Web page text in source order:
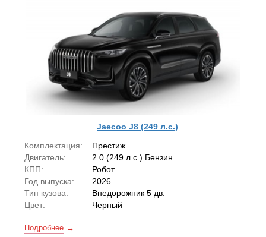
Jaecoo J8 (249 л.с.)
Комплектация:
Престиж
Двигатель:
2.0 (249 л.с.) Бензин
КПП:
Робот
Год выпуска:
2026
Тип кузова:
Внедорожник 5 дв.
Цвет:
Черный
Подробнее